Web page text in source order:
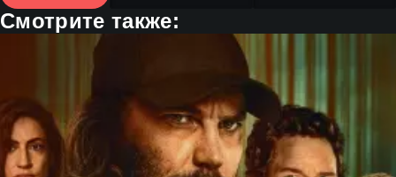
Смотрите также: